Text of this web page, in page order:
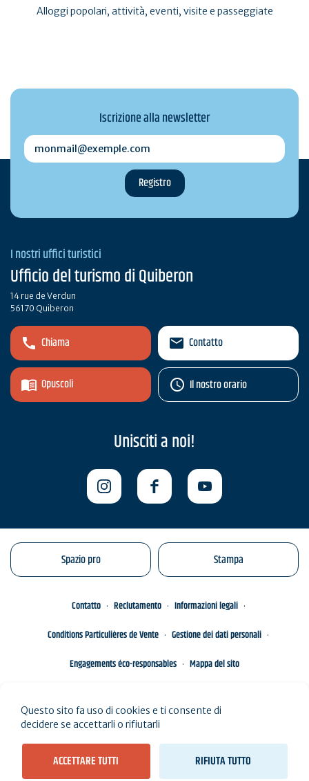
Alloggi popolari, attività, eventi, visite e passeggiate
Iscrizione alla newsletter
monmail@exemple.com
I nostri uffici turistici
Ufficio del turismo di Quiberon
14 rue de Verdun
56170 Quiberon
Chiama
Opuscoli
Contatto
Il nostro orario
Unisciti a noi!
Spazio pro Stampa
Contatto Reclutamento
Informazioni legali
Conditions Particulières de Vente
Gestione dei dati personali
Engagements éco-responsables
Mappa del sito
Questo sito fa uso di cookies e ti consente di
decidere se accettarli o rifiutarli
ACCETTARE TUTTI RIFIUTA TUTTO